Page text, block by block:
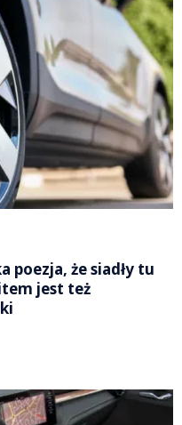
poezja, że siadły tu
jest też